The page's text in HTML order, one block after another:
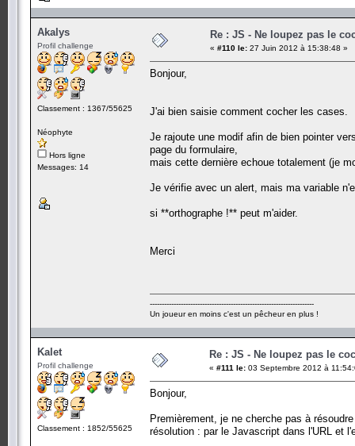
Akalys
Profil challenge
Classement : 1367/55625
Néophyte
Hors ligne
Messages: 14
Re : JS - Ne loupez pas le
« #110 le: 27 Juin 2012 à 15:38:48 »
Bonjour,
J'ai bien saisie comment cocher les cases.
Je rajoute une modif afin de bien pointer
page du formulaire,
mais cette dernière echoue totalement (je
Je vérifie avec un alert, mais ma variable
si **orthographe !** peut m'aider.
Merci
---------------------------------------------------------------------
Un joueur en moins c'est un pêcheur en plus !
Kalet
Profil challenge
Classement : 1852/55625
Re : JS - Ne loupez pas le
« #111 le: 03 Septembre 2012 à
Bonjour,
Premièrement, je ne cherche pas à
résolution : par le Javascript dans l'URL et